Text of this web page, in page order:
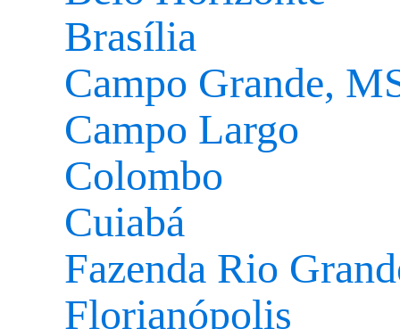
Brasília
Campo Grande,
Campo Largo
Colombo
Cuiabá
Fazenda Rio
Florianópolis